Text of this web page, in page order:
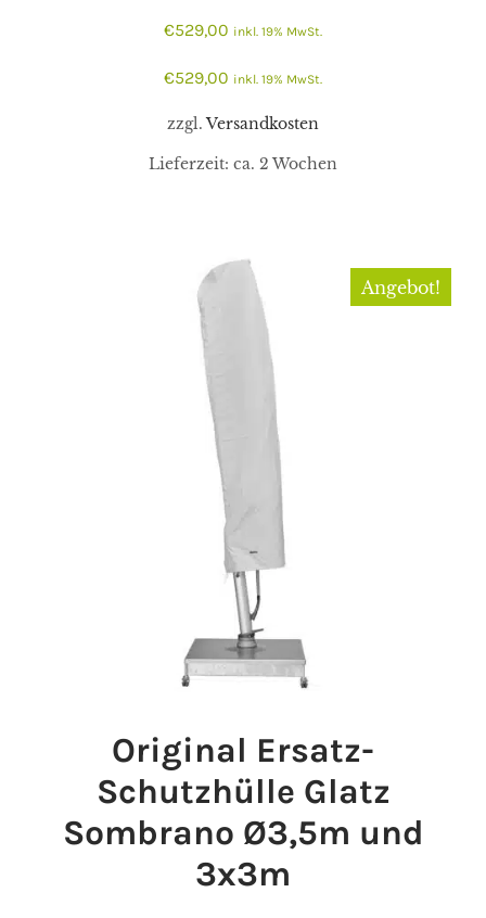
€529,00 inkl. 19% MwSt.
€529,00 inkl. 19% MwSt.
zzgl.Versandkosten
Lieferzeit: ca. 2 Wochen
Original Ersatz-
Schutzhülle Glatz
Sombrano Ø3,5m und
3x3m
Angebot!